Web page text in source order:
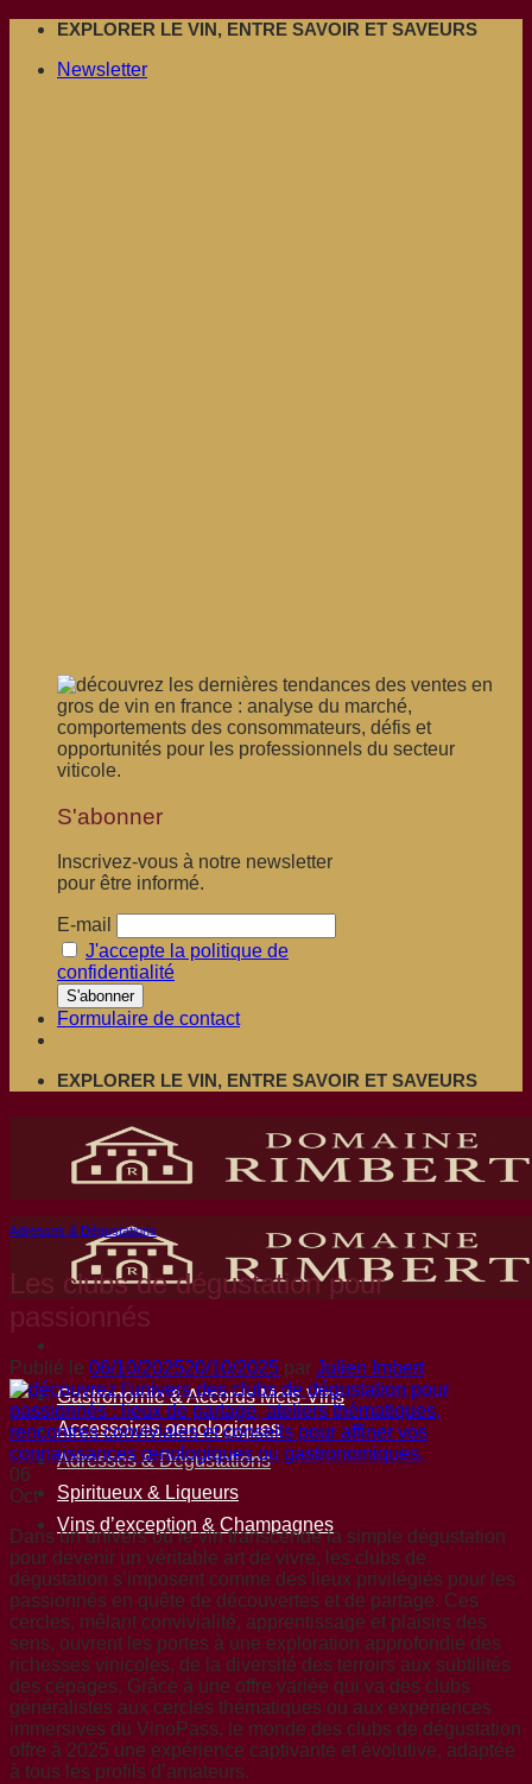
Passer
contenu
EXPLORER LE VIN, ENTRE SAVOIR ET SAVEURS
Newsletter
S'abonner
Inscrivez-vous à notre newsletter
pour être informé.
E-mail
J'accepte la politique de
confidentialité
Formulaire de contact
EXPLORER LE VIN, ENTRE SAVOIR ET SAVEURS
Gastronomie & Accords Mets-Vins
Accessoires oenologiques
Adresses & Dégustations
Spiritueux & Liqueurs
Vins d’exception & Champagnes
Adresses & Dégustations
Les clubs de dégustation pour
passionnés
Publié le 06/10/202520/10/2025 par Julien Imbert
06
Oct
Dans un univers où le vin transcende la simple dégustation
pour devenir un véritable art de vivre, les clubs de
dégustation s’imposent comme des lieux privilégiés pour les
passionnés en quête de découvertes et de partage. Ces
cercles, mêlant convivialité, apprentissage et plaisirs des
sens, ouvrent les portes à une exploration approfondie des
richesses vinicoles, de la diversité des terroirs aux subtilités
des cépages. Grâce à une offre variée qui va des clubs
généralistes aux cercles thématiques ou aux expériences
immersives du VinoPass, le monde des clubs de dégustation
offre à 2025 une expérience captivante et évolutive, adaptée
à tous les profils d’amateurs.